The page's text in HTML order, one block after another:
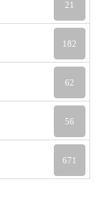
21
182
62
56
671